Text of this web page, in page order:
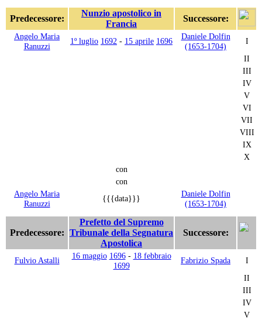
Predecessore:
Nunzio apostolico in
Francia
Successore:
Angelo Maria
Ranuzzi
1º luglio 1692 - 15 aprile 1696
Daniele Dolfin
(1653-1704)
I
II
III
IV
V
VI
VII
VIII
IX
X
con
con
Angelo Maria
Ranuzzi
{{{data}}}
Daniele Dolfin
(1653-1704)
Predecessore:
Prefetto del Supremo
Tribunale della Segnatura
Apostolica
Successore:
Fulvio Astalli 16 maggio 1696- 18 febbraio
1699
Fabrizio Spada
I
II
III
IV
V